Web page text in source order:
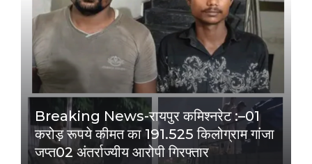
Breaking News-रायपुर कमिश्नरेट :–01
करोड़ रूपये कीमत का 191.525 किलोग्राम गांजा
जप्त02 अंतर्राज्यीय आरोपी गिरफ्तार